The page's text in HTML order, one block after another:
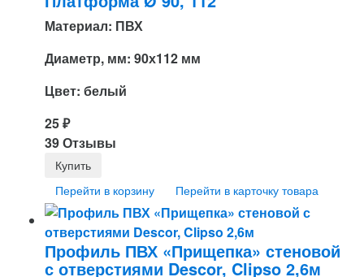
Материал: ПВХ
Диаметр, мм: 90х112 мм
Цвет: белый
25₽
39 Отзывы
Перейти в корзину Перейти в карточку товара
Профиль ПВХ «Прищепка» стеновой
с отверстиями Descor, Clipso 2,6м